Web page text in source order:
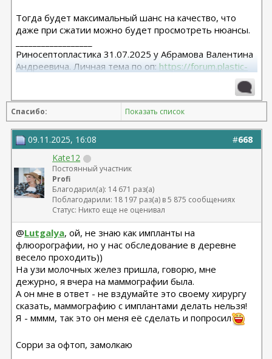
Тогда будет максимальный шанс на качество, что
даже при сжатии можно будет просмотреть нюансы.
Риносептопластика 31.07.2025 у Абрамова Валентина
Андреевича. Личная тема по оп:https://forum.plastic-
Спасибо: Показать список
#668
09.11.2025, 16:08
Kate12
Постоянный участник
Profi
Благодарил(а): 14 671 раз(а)
Поблагодарили: 18 197 раз(а) в 5 875 сообщениях
Статус: Никто еще не оценивал
@Lutgalya, ой, не знаю как импланты на
флюорографии, но у нас обследование в деревне
весело проходить))
На узи молочных желез пришла, говорю, мне
дежурно, я вчера на маммографии была.
А он мне в ответ - не вздумайте это своему хирургу
сказать, маммографию с имплантами делать нельзя!
Я - мммм, так это он меня её сделать и попросил
Сорри за офтоп, замолкаю